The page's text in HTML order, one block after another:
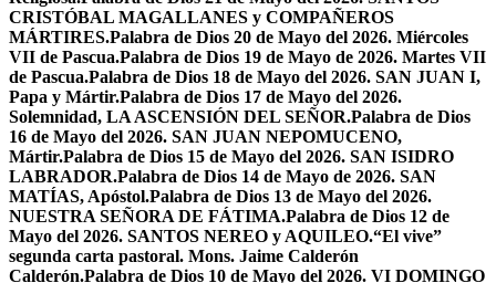
CRISTÓBAL MAGALLANES y COMPAÑEROS
MÁRTIRES.Palabra de Dios 20 de Mayo del 2026. Miércoles
VII de Pascua.Palabra de Dios 19 de Mayo de 2026. Martes VII
de Pascua.Palabra de Dios 18 de Mayo del 2026. SAN JUAN I,
Papa y Mártir.Palabra de Dios 17 de Mayo del 2026.
Solemnidad, LA ASCENSIÓN DEL SEÑOR.Palabra de Dios
16 de Mayo del 2026. SAN JUAN NEPOMUCENO,
Mártir.Palabra de Dios 15 de Mayo del 2026. SAN ISIDRO
LABRADOR.Palabra de Dios 14 de Mayo de 2026. SAN
MATÍAS, Apóstol.Palabra de Dios 13 de Mayo del 2026.
NUESTRA SEÑORA DE FÁTIMA.Palabra de Dios 12 de
Mayo del 2026. SANTOS NEREO y AQUILEO.“El vive”
segunda carta pastoral. Mons. Jaime Calderón
Calderón.Palabra de Dios 10 de Mayo del 2026. VI DOMINGO